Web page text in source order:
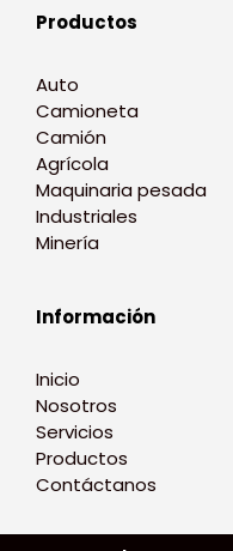
Productos
Auto
Camioneta
Camión
Agrícola
Maquinaria pesada
Industriales
Minería
Información
Inicio
Nosotros
Servicios
Productos
Contáctanos